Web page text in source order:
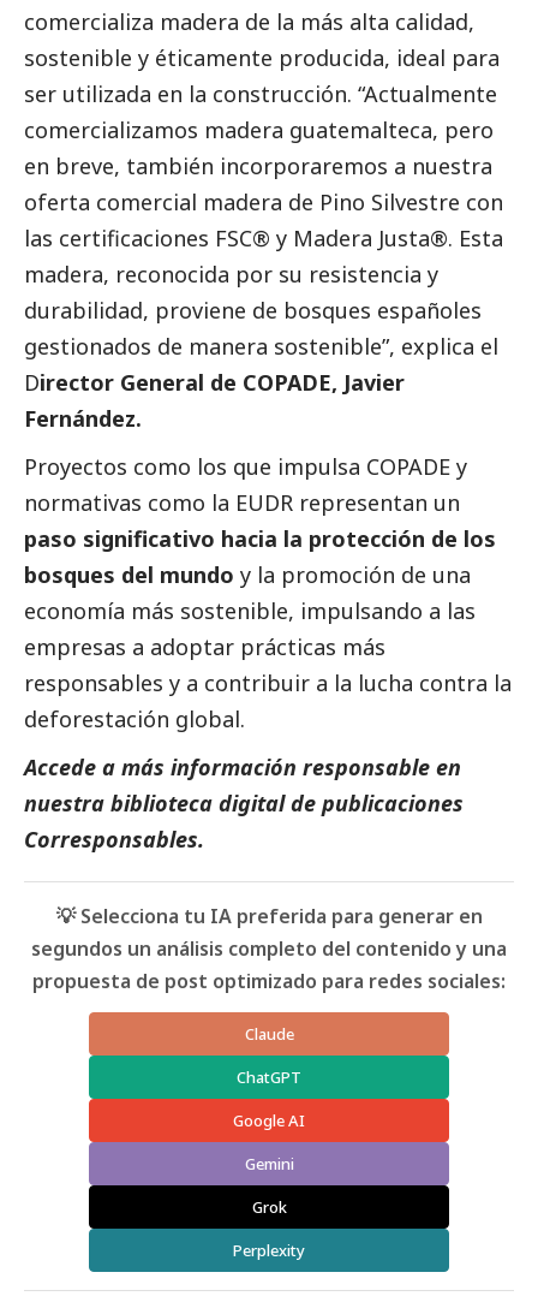
comercializa madera de la más alta calidad,
sostenible y éticamente producida, ideal para
ser utilizada en la construcción. “Actualmente
comercializamos madera guatemalteca, pero
en breve, también incorporaremos a nuestra
oferta comercial madera de Pino Silvestre con
las certificaciones FSC® y Madera Justa®. Esta
madera, reconocida por su resistencia y
durabilidad, proviene de bosques españoles
gestionados de manera sostenible”, explica el
Director General de COPADE, Javier
Fernández.
Proyectos como los que impulsa COPADE y
normativas como la EUDR representan un
paso significativo hacia la protección de los
bosques del mundo y la promoción de una
economía más sostenible, impulsando a las
empresas a adoptar prácticas más
responsables y a contribuir a la lucha contra la
deforestación global.
Accede a más información responsable en
nuestra biblioteca digital de publicaciones
Corresponsables.
💡 Selecciona tu IA preferida para generar en
segundos un análisis completo del contenido y una
propuesta de post optimizado para redes sociales:
Claude
ChatGPT
Google AI
Gemini
Grok
Perplexity